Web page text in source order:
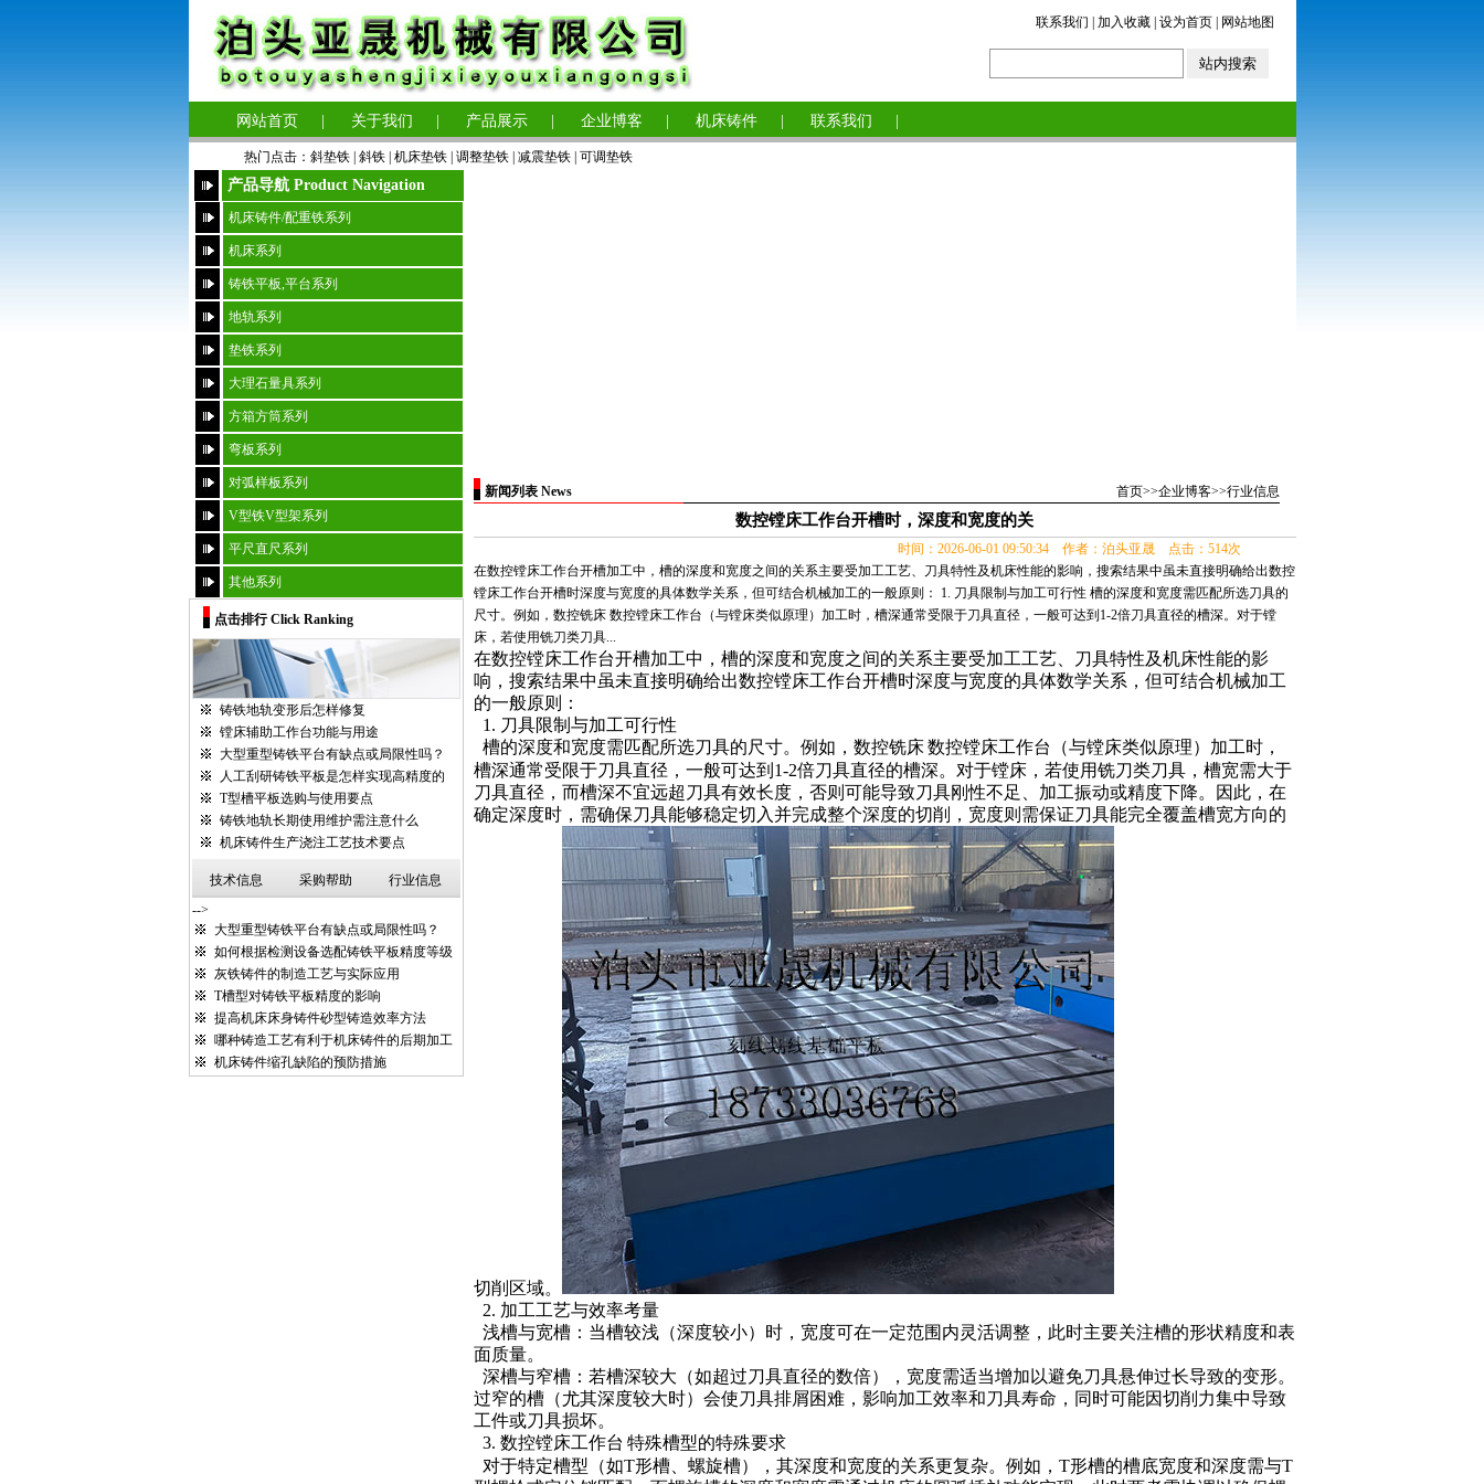
联系我们 加入收藏| 设为首页| 网站地图
网站首页 关于我们 产品展示 企业博客 机床铸件 联系我们
热门点击： 斜垫铁| 斜铁 | 机床垫铁| 调整垫铁| 减震垫铁| 可调垫铁
产品导航 Product Navigation
机床铸件/配重铁系列
机床系列
铸铁平板,平台系列
地轨系列
垫铁系列
大理石量具系列
方箱方筒系列
弯板系列
对弧样板系列
V型铁V型架系列
平尺直尺系列
其他系列
点击排行 Click Ranking
铸铁地轨变形后怎样修复
镗床辅助工作台功能与用途
大型重型铸铁平台有缺点或局限性吗？
人工刮研铸铁平板是怎样实现高精度的
T型槽平板选购与使用要点
铸铁地轨长期使用维护需注意什么
机床铸件生产浇注工艺技术要点
技术信息 采购帮助
行业信息
-->
大型重型铸铁平台有缺点或局限性吗？
如何根据检测设备选配铸铁平板精度等级
灰铁铸件的制造工艺与实际应用
T槽型对铸铁平板精度的影响
提高机床床身铸件砂型铸造效率方法
哪种铸造工艺有利于机床铸件的后期加工
机床铸件缩孔缺陷的预防措施
新闻列表 News 首页>>企业博客>>行业信息
数控镗床工作台开槽时，深度和宽度的关
时间：2026-06-01 09:50:34 作者：泊头亚晟 点击：514次
在数控镗床工作台开槽加工中，槽的深度和宽度之间的关系主要受加工工艺、刀具特性及机床性能的影响，搜索结果中虽未直接明确给出数控
镗床工作台开槽时深度与宽度的具体数学关系，但可结合机械加工的一般原则： 1. 刀具限制与加工可行性 槽的深度和宽度需匹配所选刀具的
尺寸。例如，数控铣床 数控镗床工作台（与镗床类似原理）加工时，槽深通常受限于刀具直径，一般可达到1-2倍刀具直径的槽深。对于镗
床，若使用铣刀类刀具...
在数控镗床工作台开槽加工中，槽的深度和宽度之间的关系主要受加工工艺、刀具特性及机床性能的影
响，搜索结果中虽未直接明确给出数控镗床工作台开槽时深度与宽度的具体数学关系，但可结合机械加工
的一般原则：
1. 刀具限制与加工可行性
槽的深度和宽度需匹配所选刀具的尺寸。例如，数控铣床 数控镗床工作台 （与镗床类似原理）加工时，
槽深通常受限于刀具直径，一般可达到 1-2倍刀具直径的槽深。对于镗床，若使用铣刀类刀具，槽宽需大于
刀具直径，而槽深不宜远超刀具有效长度，否则可能导致刀具刚性不足、加工振动或精度下降。因此，在
确定深度时，需确保刀具能够稳定切入并完成整个深度的切削，宽度则需保证刀具能完全覆盖槽宽方向的
切削区域。
2. 加工工艺与效率考量
浅槽与宽槽：当槽较浅（深度较小）时，宽度可在一定范围内灵活调整，此时主要关注槽的形状精度和表
面质量。
深槽与窄槽：若槽深较大（如超过刀具直径的数倍），宽度需适当增加以避免刀具悬伸过长导致的变形。
过窄的槽（尤其深度较大时）会使刀具排屑困难，影响加工效率和刀具寿命，同时可能因切削力集中导致
工件或刀具损坏。
3. 数控镗床工作台 特殊槽型的特殊要求
对于特定槽型（如T形槽、螺旋槽），其深度和宽度的关系更复杂。例如， T形槽的槽底宽度和深度需与T